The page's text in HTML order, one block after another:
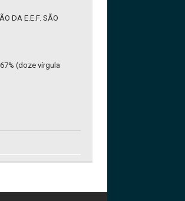
DA E.E.F. SÃO
(doze vírgula